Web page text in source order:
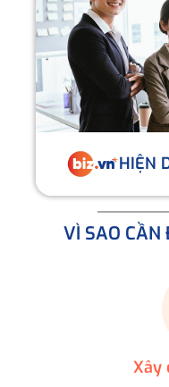
HIỆN
VÌ SAO CẦN
Xây